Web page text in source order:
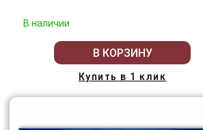
В наличии
В КОРЗИНУ
Купить в 1 клик